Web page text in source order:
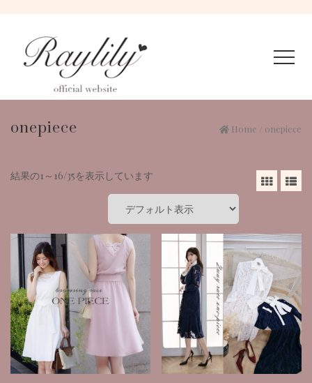
onepiece Home / onepiece
結果の1～16/35を表示しています